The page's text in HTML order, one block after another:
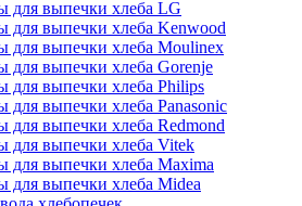
для выпечки хлеба LG
для выпечки хлеба Kenwood
для выпечки хлеба Moulinex
для выпечки хлеба Gorenje
для выпечки хлеба Philips
выпечки хлеба Panasonic
для выпечки хлеба Redmond
для выпечки хлеба Vitek
для выпечки хлеба Maxima
для выпечки хлеба Midea